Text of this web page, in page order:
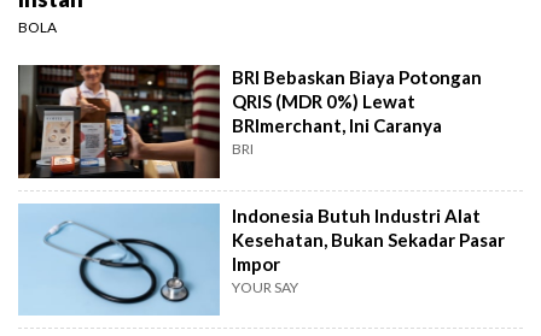
BOLA
BRI Bebaskan Biaya Potongan
QRIS (MDR 0%) Lewat
BRImerchant, Ini Caranya
BRI
Indonesia Butuh Industri Alat
Kesehatan, Bukan Sekadar Pasar
Impor
YOUR SAY